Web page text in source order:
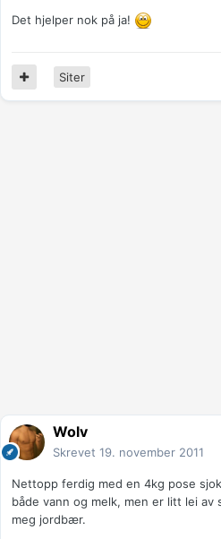
Det hjelper nok på ja!
Siter
Wolv
Skrevet 19. november 2011
Nettopp ferdig med en 4kg pose
både vann og melk, men er litt lei av
meg jordbær.